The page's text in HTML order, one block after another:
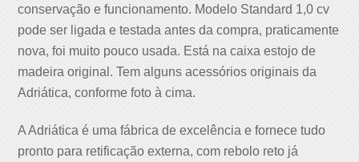
conservação e funcionamento. Modelo Standard 1,0 cv
pode ser ligada e testada antes da compra, praticamente
nova, foi muito pouco usada. Está na caixa estojo de
madeira original. Tem alguns acessórios originais da
Adriática, conforme foto à cima.
A Adriática é uma fábrica de excelência e fornece tudo
pronto para retificação externa, com rebolo reto já